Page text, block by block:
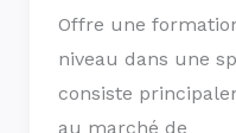
Offre une
niveau dans une
consiste
au marché de
Filières